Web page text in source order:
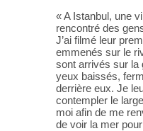
« A Istanbul, une
rencontré des
J’ai filmé leur
emmenés sur le
sont arrivés sur la
yeux baissés,
derrière eux. Je
contempler le
moi afin de me
de voir la mer